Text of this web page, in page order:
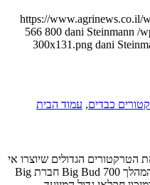
https://www.agrinews.co.il/
566 800 dani Steinmann /
300x131.png dani
כבדים, עמוד הבית
הטרקטורים הגדולים שיוצרו אי
פעם – עם פילוסופיה מעניינת מאחורי המהלך Big Bud 700 חברת Big